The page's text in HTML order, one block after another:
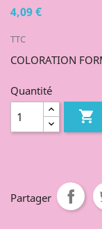
4,09 €
TTC
COLORATION
Quantité

Partager